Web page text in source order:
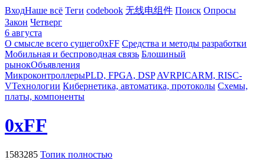
ВходНаше всё Теги codebook 无线电组件 Поиск Опросы
Закон Четверг
6 августа
О смысле всего сущего0xFF Средства и методы разработки
Мобильная и беспроводная связь Блошиный
рынокОбъявления
МикроконтроллерыPLD, FPGA, DSP AVRPICARM, RISC-
VТехнологии Кибернетика, автоматика, протоколы Схемы,
платы, компоненты
0xFF
1583285 Топик полностью